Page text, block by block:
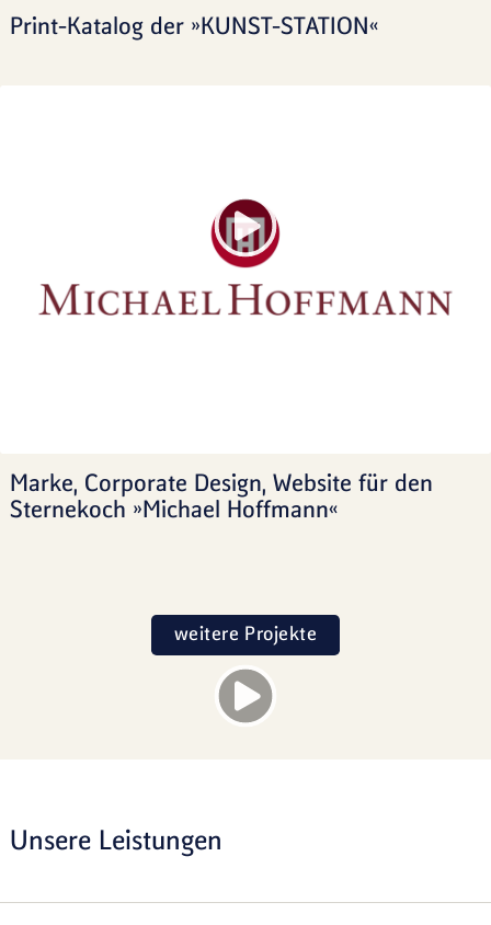
Print-Katalog der »KUNST-STATION«
Marke, Corporate Design, Website für den
Sternekoch »Michael Hoffmann«
weitere Projekte
Unsere Leistungen